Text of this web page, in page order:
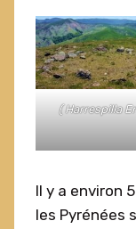
( Harrespilla
Il y a environ
les Pyrénées